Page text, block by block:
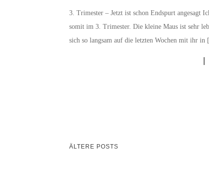
3. Trimester – Jetzt ist schon Endspurt angesagt
somit im 3. Trimester. Die kleine Maus ist sehr
sich so langsam auf die letzten Wochen mit ihr
ÄLTERE POSTS